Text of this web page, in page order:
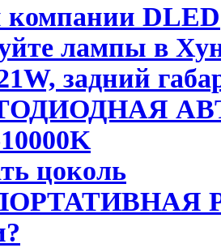
DLED
лампы в
задний
цоколь